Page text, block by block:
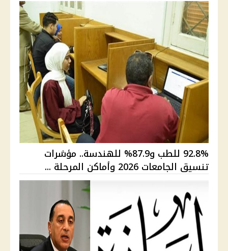
92.8% للطب و87.9% للهندسة.. مؤشرات
تنسيق الجامعات 2026 وأماكن المرحلة ...